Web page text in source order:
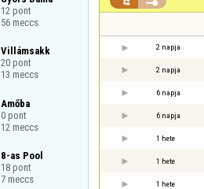
12 pont
56 meccs
Villámsakk
20 pont
13 meccs
Amőba
0 pont
12 meccs
8-as Pool
18 pont
7 meccs
2 napja
2 napja
6 napja
6 napja
1 hete
1 hete
1 hete